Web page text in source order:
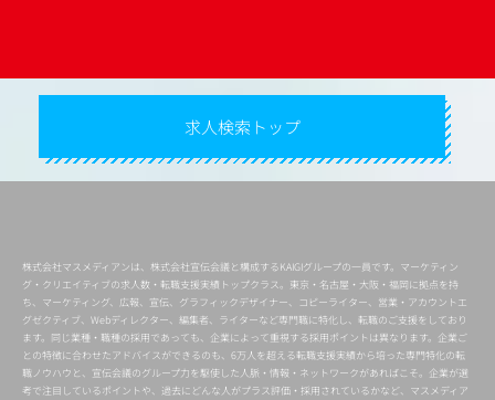
求人検索トップ
株式会社マスメディアンは、株式会社宣伝会議と構成するKAIGIグループの一員です。マーケティン
グ・クリエイティブの求人数・転職支援実績トップクラス。東京・名古屋・大阪・福岡に拠点を持
ち、マーケティング、広報、宣伝、グラフィックデザイナー、コピーライター、営業・アカウントエ
グゼクティブ、Webディレクター、編集者、ライターなど専門職に特化し、転職のご支援をしており
ます。同じ業種・職種の採用であっても、企業によって重視する採用ポイントは異なります。企業ご
との特徴に合わせたアドバイスができるのも、6万人を超える転職支援実績から培った専門特化の転
職ノウハウと、宣伝会議のグループ力を駆使した人脈・情報・ネットワークがあればこそ。企業が選
考で注目しているポイントや、過去にどんな人がプラス評価・採用されているかなど、マスメディア